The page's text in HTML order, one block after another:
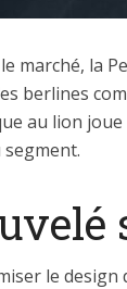
marché, la
berlines
au lion
le